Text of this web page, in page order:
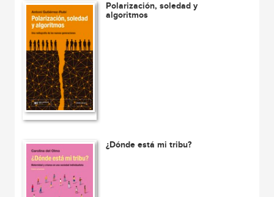
Polarización, soledad y
algoritmos
¿Dónde está mi tribu?